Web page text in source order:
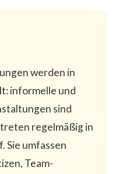
werden in
informelle und
sind
regelmäßig in
Sie umfassen
Team-